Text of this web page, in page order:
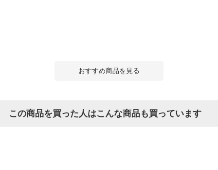
おすすめ商品を見る
この商品を買った人はこんな商品も買っています